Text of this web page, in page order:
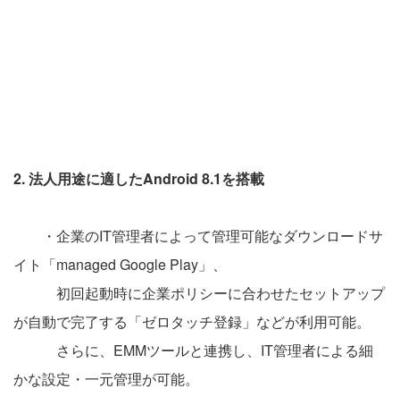
2. 法人用途に適したAndroid 8.1を搭載
・企業のIT管理者によって管理可能なダウンロードサ
イト「managed Google Play」、
初回起動時に企業ポリシーに合わせたセットアップ
が自動で完了する「ゼロタッチ登録」などが利用可能。
さらに、EMMツールと連携し、IT管理者による細
かな設定・一元管理が可能。